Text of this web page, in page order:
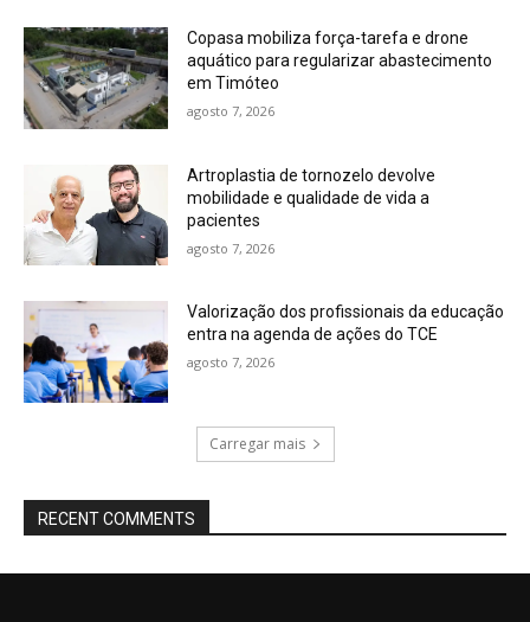
Copasa mobiliza força-tarefa e drone
aquático para regularizar abastecimento
em Timóteo
agosto 7, 2026
Artroplastia de tornozelo devolve
mobilidade e qualidade de vida a
pacientes
agosto 7, 2026
Valorização dos profissionais da educação
entra na agenda de ações do TCE
agosto 7, 2026
Carregar mais
RECENT COMMENTS